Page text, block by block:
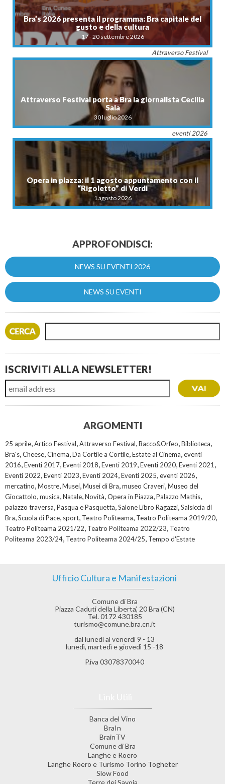
Bra’s 2026 presenta il programma: Bra capitale del
gusto e della cultura
17 - 20 settembre 2026
Attraverso Festival
Attraverso Festival porta a Bra la giornalista Cecilia
Sala
30 luglio 2026
eventi 2026
Opera in piazza: il 1 agosto appuntamento con il
“Rigoletto” di Verdi
1 agosto 2026
APPROFONDISCI:
NEWS SU EVENTI 2026
NEWS SU EVENTI
ISCRIVITI ALLA NEWSLETTER!
ARGOMENTI
25 aprile,Artico Festival,Attraverso Festival,Bacco&Orfeo,Biblioteca,
Bra's,Cheese,Cinema,Da Cortile a Cortile,Estate al Cinema,eventi
2016,Eventi 2017,Eventi 2018,Eventi 2019,Eventi 2020,Eventi 2021 ,
Eventi 2022,Eventi 2023,Eventi 2024,Eventi 2025,eventi 2026,
mercatino,Mostre,Musei,Musei di Bra,museo Craveri,Museo del
Giocattolo,musica,Natale,Novità,Opera in Piazza,Palazzo Mathis,
palazzo traversa,Pasqua e Pasquetta,Salone Libro Ragazzi,Salsiccia di
Bra,Scuola di Pace, sport, Teatro Politeama, Teatro Politeama 2019/20,
Teatro Politeama 2021/22, Teatro Politeama 2022/23, Teatro
Politeama 2023/24, Teatro Politeama 2024/25, Tempo d'Estate
Ufficio Cultura e Manifestazioni
Comune di Bra
Piazza Caduti della Liberta’, 20 Bra (CN)
Tel. 0172 430185
turismo@comune.bra.cn.it
dal lunedì al venerdì 9 - 13
lunedì, martedì e giovedì 15 -18
P.iva 03078370040
Banca del Vino
BraIn
BrainTV
Comune di Bra
Langhe e Roero
Langhe Roero e Turismo Torino Togheter
Slow Food